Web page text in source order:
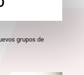
grupos de